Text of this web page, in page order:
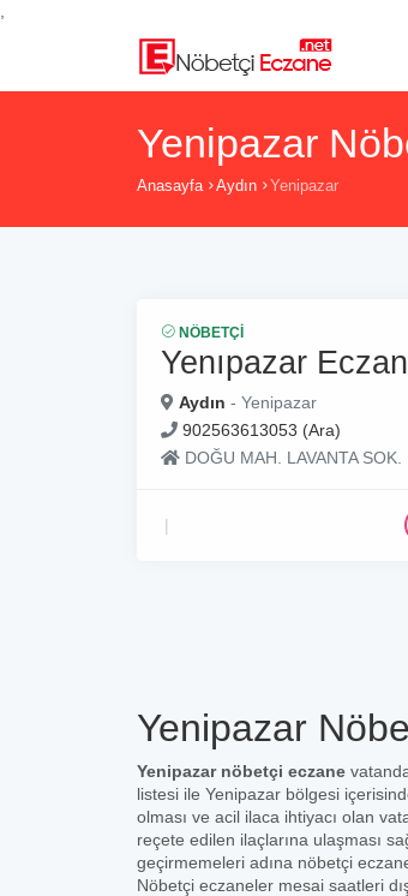
Yenipazar
Anasayfa Aydın Yenipazar
NÖBETÇI
Yenıpazar
Aydın - Yenipazar
902563613053 (Ara)
DOĞU MAH. LAVANTA SOK.
Yenipazar
Yenipazar nöbetçi eczane
listesi ile Yenipazar bölgesi
olması ve acil ilaca ihtiyacı olan
reçete edilen ilaçlarına ulaşması
geçirmemeleri adına nöbetçi
Nöbetçi eczaneler mesai saatleri